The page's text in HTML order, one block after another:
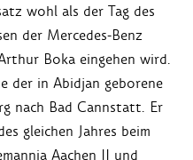
wohl als der Tag des
der Mercedes-Benz
Boka eingehen wird.
der in Abidjan geborene
nach Bad Cannstatt. Er
gleichen Jahres beim
Aachen II und